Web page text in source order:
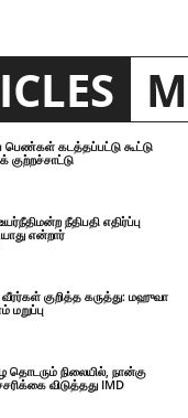
பெண்கள் கடத்தப்பட்டு கூட்டு
நீதிபதி எதிர்ப்பு
என்றார்
குறித்த கருத்து: மஹுவா
தொடரும் நிலையில், நான்கு
விடுத்தது IMD